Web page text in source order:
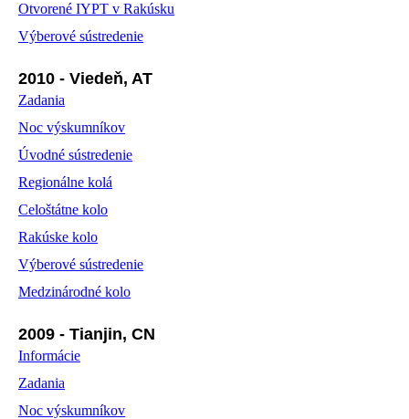
Otvorené IYPT v Rakúsku
Výberové sústredenie
2010 - Viedeň, AT
Zadania
Noc výskumníkov
Úvodné sústredenie
Regionálne kolá
Celoštátne kolo
Rakúske kolo
Výberové sústredenie
Medzinárodné kolo
2009 - Tianjin, CN
Informácie
Zadania
Noc výskumníkov